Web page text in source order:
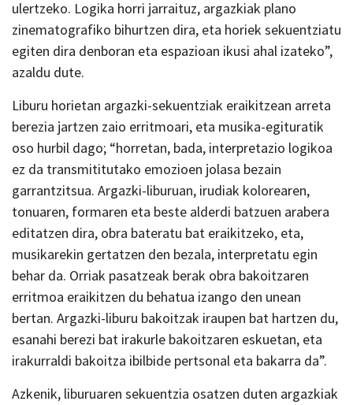
ulertzeko. Logika horri jarraituz, argazkiak plano
zinematografiko bihurtzen dira, eta horiek sekuentziatu
egiten dira denboran eta espazioan ikusi ahal izateko”,
azaldu dute.
Liburu horietan argazki-sekuentziak eraikitzean arreta
berezia jartzen zaio erritmoari, eta musika-egituratik
oso hurbil dago; “horretan, bada, interpretazio logikoa
ez da transmititutako emozioen jolasa bezain
garrantzitsua. Argazki-liburuan, irudiak kolorearen,
tonuaren, formaren eta beste alderdi batzuen arabera
editatzen dira, obra bateratu bat eraikitzeko, eta,
musikarekin gertatzen den bezala, interpretatu egin
behar da. Orriak pasatzeak berak obra bakoitzaren
erritmoa eraikitzen du behatua izango den unean
bertan. Argazki-liburu bakoitzak iraupen bat hartzen du,
esanahi berezi bat irakurle bakoitzaren eskuetan, eta
irakurraldi bakoitza ibilbide pertsonal eta bakarra da”.
Azkenik, liburuaren sekuentzia osatzen duten argazkiak